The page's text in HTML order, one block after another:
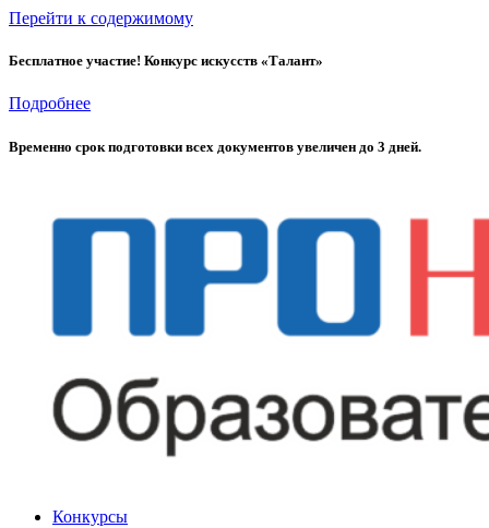
Перейти к содержимому
Бесплатное участие! Конкурс искусств «Талант»
Подробнее
Временно cрок подготовки всех документов увеличен до 3 дней.
Конкурсы